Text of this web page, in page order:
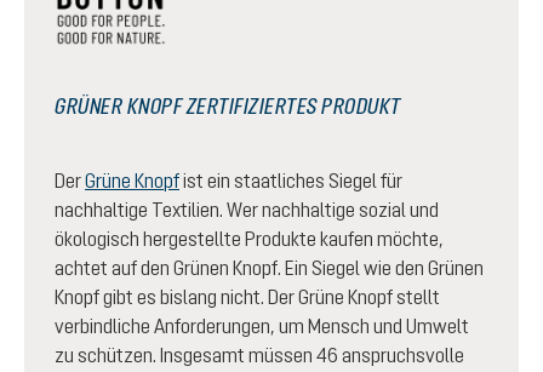
GRÜNER KNOPF ZERTIFIZIERTES PRODUKT
DerGrüne Knopfist ein staatliches Siegel für
nachhaltige Textilien. Wer nachhaltige sozial und
ökologisch hergestellte Produkte kaufen möchte,
achtet auf den Grünen Knopf. Ein Siegel wie den Grünen
Knopf gibt es bislang nicht. Der Grüne Knopf stellt
verbindliche Anforderungen, um Mensch und Umwelt
zu schützen. Insgesamt müssen 46 anspruchsvolle